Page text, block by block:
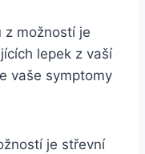
z možností⁣ je
lepek⁢ z ⁤vaší
vaše​ symptomy
je střevní